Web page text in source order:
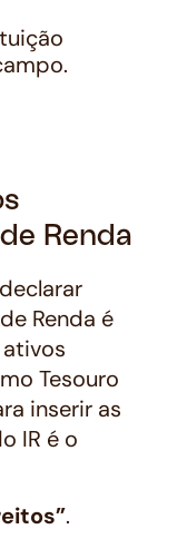
Renda
Renda é
ativos
Tesouro
inserir as
IR é o
.